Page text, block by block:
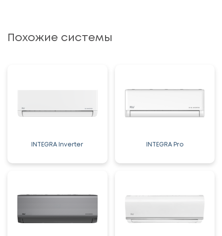
Похожие системы
INTEGRA Inverter INTEGRA Pro